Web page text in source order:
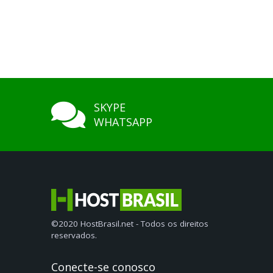
SKYPE
WHATSAPP
©2020 HostBrasil.net - Todos os direitos
reservados.
Conecte-se conosco